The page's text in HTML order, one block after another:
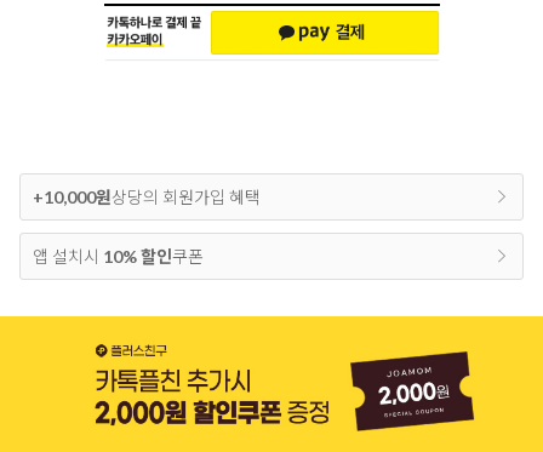
+10,000원상당의 회원가입 혜택
앱 설치시 10% 할인쿠폰